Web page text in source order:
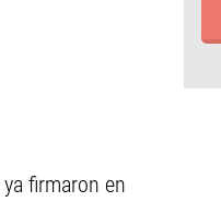
firmaron en